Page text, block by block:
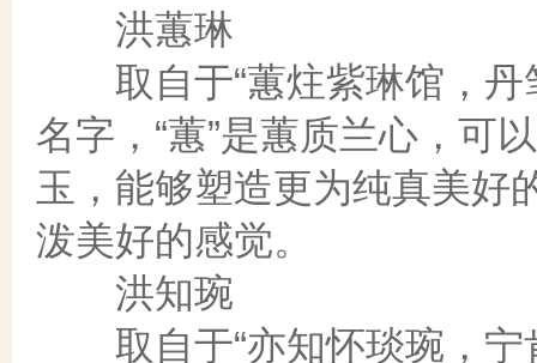
洪蕙琳
取自于“蕙炷紫琳馆，丹
名字，“蕙”是蕙质兰心，可
玉，能够塑造更为纯真美好
泼美好的感觉。
洪知琬
取自于“亦知怀琰琬，宁